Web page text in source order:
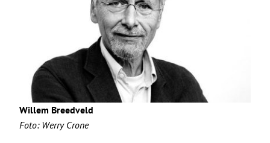
Willem Breedveld
Foto: Werry Crone